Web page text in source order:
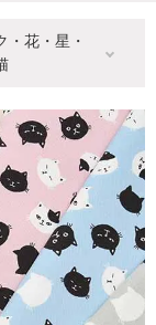
・花・星・